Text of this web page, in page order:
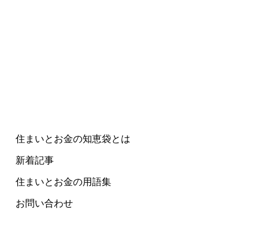
住まいとお金の知恵袋とは
新着記事
住まいとお金の用語集
お問い合わせ